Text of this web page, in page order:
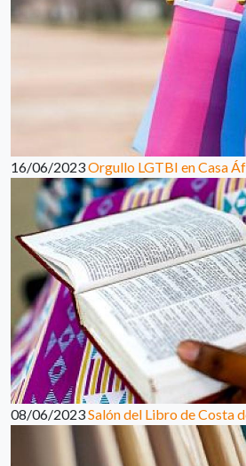
16/06/2023Orgullo LGTBI en Casa
08/06/2023Salón del Libro de Costa